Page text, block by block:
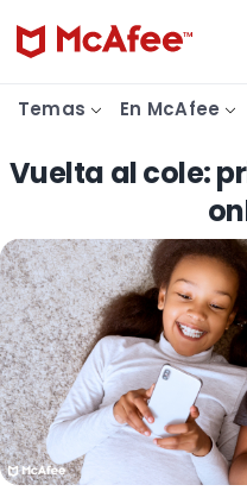
Temas En McAfee
Vuelta al cole: